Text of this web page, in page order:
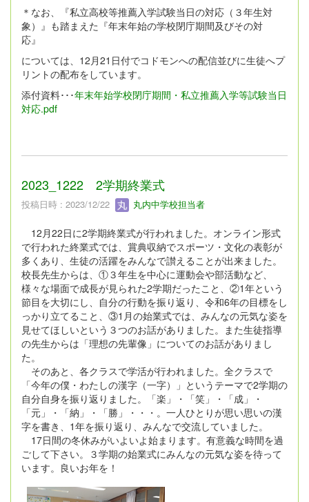
＊なお、『私立高校等推薦入学試験当日の対応（３年生対
象）』も踏まえた『年末年始の学校閉庁期間及びその対
応』
については、12月21日付でコドモンへの配信並びに生徒へプ
リントの配布をしています。
添付資料･･･年末年始学校閉庁期間・私立推薦入学等試験当日
対応.pdf
2023_1222 2学期終業式
投稿日時 : 2023/12/22 丸内中学校担当者
12月22日に2学期終業式が行われました。オンライン形式
で行われた終業式では、賞典収納でスポーツ・文化の表彰が
多くあり、生徒の活躍をみんなで讃えることが出来ました。
校長先生からは、①３年生を中心に運動会や部活動など、
様々な場面で成長が見られた2学期だったこと、②1年という
節目を大切にし、自分の行動を振り返り、令和6年の目標をし
っかり立てること、③1月の始業式では、みんなの元気な姿を
見せてほしいという３つのお話がありました。また生徒指導
の先生からは「理想の先輩像」についてのお話がありまし
た。
そのあと、各クラスで学活が行われました。全クラスで
「今年の僕・わたしの漢字（一字）」というテーマで2学期の
自分自身を振り返りました。「楽」・「笑」・「成」・
「元」・「納」・「勝」・・・。一人ひとりが思い思いの漢
字を書き、1年を振り返り、みんなで交流していました。
17日間の冬休みがいよいよ始まります。有意義な時間を過
ごして下さい。３学期の始業式にみんなの元気な姿を待って
います。良いお年を！